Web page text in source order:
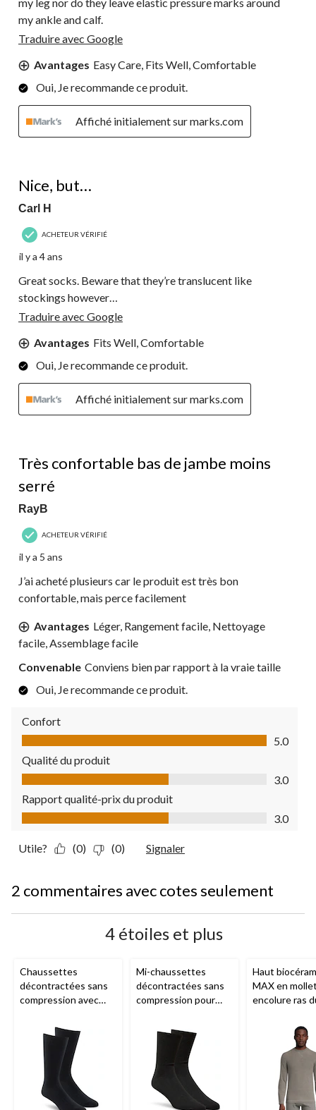
my ankle and calf.
Traduire avec Google
Avantages Easy Care, Fits Well, Comfortable
Oui, Je recommande ce produit.
Affiché initialement sur marks.com
Nice, but…
Carl H
ACHETEUR VÉRIFIÉ
il y a 4 ans
Great socks. Beware that they’re translucent like
stockings however…
Traduire avec Google
Avantages Fits Well, Comfortable
Oui, Je recommande ce produit.
Affiché initialement sur marks.com
Très confortable bas de jambe moins
serré
RayB
ACHETEUR VÉRIFIÉ
il y a 5 ans
J’ai acheté plusieurs car le produit est très bon
confortable, mais perce facilement
Avantages Léger, Rangement facile, Nettoyage
facile, Assemblage facile
Convenable Conviens bien par rapport à la vraie taille
Oui, Je recommande ce produit.
Confort
Confort, 5.0 sur 5
5.0
Qualité du produit
Qualité du produit, 3.0 sur 5
3.0
Rapport qualité-prix du produit
Rapport qualité-prix du produit, 3.0 sur 5
3.0
Utile? (0) (0) Signaler
2 commentaires avec cotes seulement
4 étoiles et plus
Chaussettes
décontractées sans
compression avec
hommes,Wel-max
paquet de 2
Mi-chaussettes
décontractées sans
compression pour
paquet de 2 paires
Haut
MAX en
encolure ras